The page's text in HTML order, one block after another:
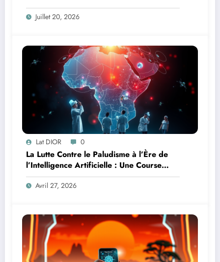
Juillet 20, 2026
Lat DIOR 0
La Lutte Contre le Paludisme à l’Ère de
l’Intelligence Artificielle : Une Course
Contre la Montre Africaine
Avril 27, 2026